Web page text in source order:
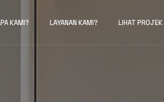
KAMI? LAYANAN KAMI? LIHAT PROJEK